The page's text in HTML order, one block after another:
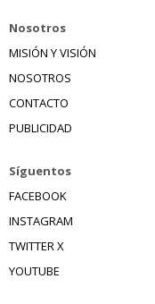
Nosotros
MISIÓN Y VISIÓN
NOSOTROS
CONTACTO
PUBLICIDAD
Síguentos
FACEBOOK
INSTAGRAM
TWITTER X
YOUTUBE